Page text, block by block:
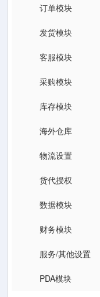
订单模块
发货模块
客服模块
采购模块
库存模块
海外仓库
物流设置
货代授权
数据模块
财务模块
服务/其他设置
PDA模块